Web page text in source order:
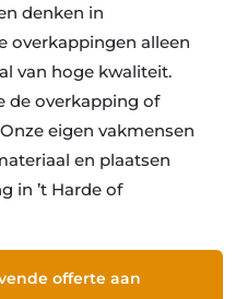
denken in
overkappingen alleen
van hoge kwaliteit.
de overkapping of
eigen vakmensen
en plaatsen
in ’t Harde of
offerte aan